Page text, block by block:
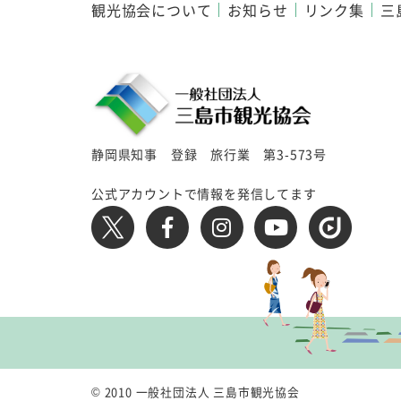
観光協会について お知らせ リンク集 三
静岡県知事 登録 旅行業 第3-573号
公式アカウントで情報を発信してます
© 2010 一般社団法人 三島市観光協会